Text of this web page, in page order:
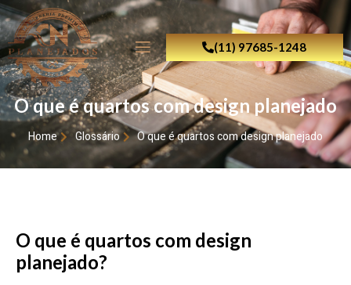
(11) 97685-1248
O que é quartos com design planejado
Home Glossário O que é quartos com design planejado
O que é quartos com design
planejado?